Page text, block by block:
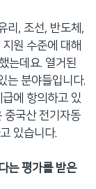
, 조선, 반도체,
원 수준에 대해
는데요. 열거된
는 분야들입니다.
에 항의하고 있
중국산 전기자동
있습니다.
는 평가를 받은